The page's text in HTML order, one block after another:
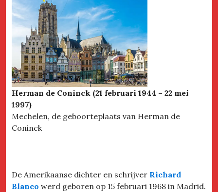
Herman de Coninck (21 februari 1944 – 22 mei
1997)
Mechelen, de geboorteplaats van Herman de
Coninck
De Amerikaanse dichter en schrijver Richard
Blanco werd geboren op 15 februari 1968 in Madrid.